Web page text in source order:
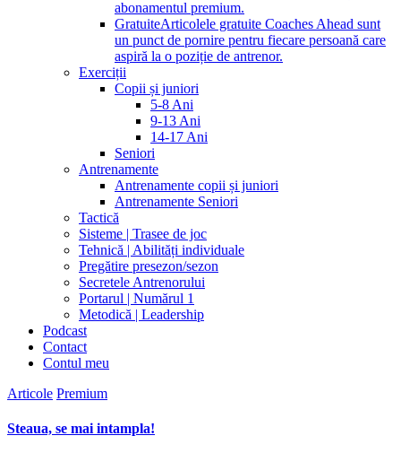
abonamentul premium.
GratuiteArticolele gratuite Coaches Ahead sunt
un punct de pornire pentru fiecare persoană care
aspiră la o poziție de antrenor.
Exerciții
Copii și juniori
5-8 Ani
9-13 Ani
14-17 Ani
Seniori
Antrenamente
Antrenamente copii și juniori
Antrenamente Seniori
Tactică
Sisteme | Trasee de joc
Tehnică | Abilități individuale
Pregătire presezon/sezon
Secretele Antrenorului
Portarul | Numărul 1
Metodică | Leadership
Podcast
Contact
Contul meu
Articole Premium
Steaua, se mai intampla!